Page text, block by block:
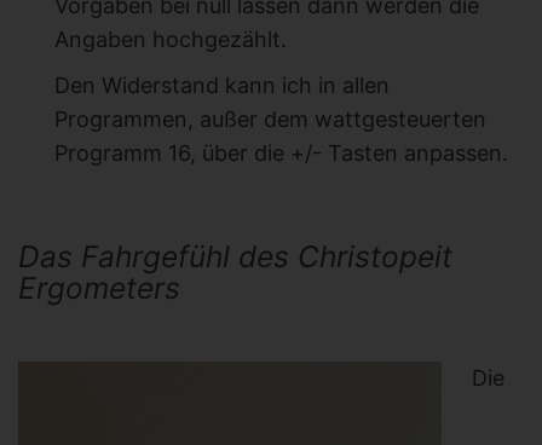
Vorgaben bei null lassen dann werden die
Angaben hochgezählt.
Den Widerstand kann ich in allen
Programmen, außer dem wattgesteuerten
Programm 16, über die +/- Tasten anpassen.
Das Fahrgefühl des Christopeit
Ergometers
Die